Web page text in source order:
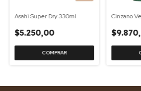
Asahi Super Dry 330ml
$5.250,00
Cinzano